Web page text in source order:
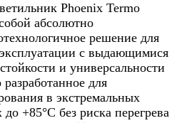
Phoenix Termo
абсолютно
решение для
с выдающимися
и универсальности
для
в экстремальных
+85°C без риска перегрева